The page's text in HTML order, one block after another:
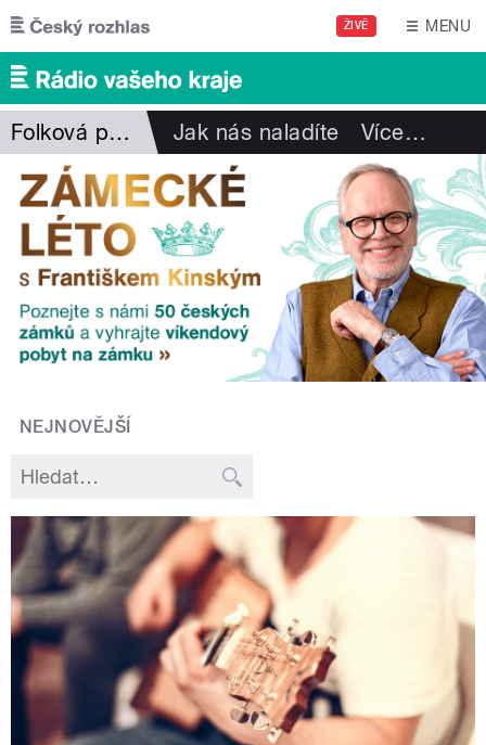
Přejít k hlavnímu obsahu
ŽIVĚ MENU
Folková pohlazení Jak nás naladíte Více…
NEJNOVĚJŠÍ